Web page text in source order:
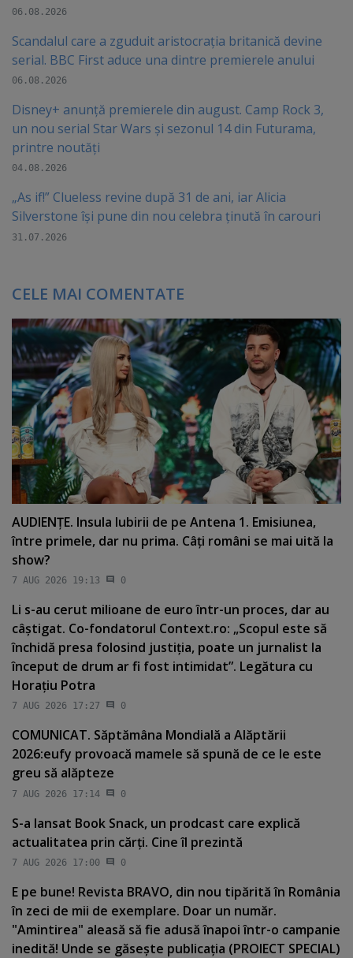
06.08.2026
Scandalul care a zguduit aristocrația britanică devine
serial. BBC First aduce una dintre premierele anului
06.08.2026
Disney+ anunță premierele din august. Camp Rock 3,
un nou serial Star Wars și sezonul 14 din Futurama,
printre noutăți
04.08.2026
„As if!” Clueless revine după 31 de ani, iar Alicia
Silverstone își pune din nou celebra ținută în carouri
31.07.2026
CELE MAI COMENTATE
AUDIENŢE. Insula Iubirii de pe Antena 1. Emisiunea,
între primele, dar nu prima. Câţi români se mai uită la
show?
7 AUG 2026 19:13 0
Li s-au cerut milioane de euro într-un proces, dar au
câştigat. Co-fondatorul Context.ro: „Scopul este să
închidă presa folosind justiţia, poate un jurnalist la
început de drum ar fi fost intimidat”. Legătura cu
Horaţiu Potra
7 AUG 2026 17:27 0
COMUNICAT. Săptămâna Mondială a Alăptării
2026:eufy provoacă mamele să spună de ce le este
greu să alăpteze
7 AUG 2026 17:14 0
S-a lansat Book Snack, un prodcast care explică
actualitatea prin cărţi. Cine îl prezintă
7 AUG 2026 17:00 0
E pe bune! Revista BRAVO, din nou tipărită în România
în zeci de mii de exemplare. Doar un număr.
"Amintirea" aleasă să fie adusă înapoi într-o campanie
inedită! Unde se găseşte publicaţia (PROIECT SPECIAL)